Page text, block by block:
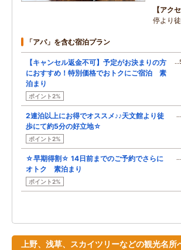
アク
停より
「アパ」を含む宿泊プラン
【キャンセル返金不可】予定がお決まりの方
におすすめ！特別価格でおトクにご宿泊 素
泊まり
ポイント2%
2連泊以上にお得でオススメ♪♪天文館より徒
歩にて約5分の好立地☆
ポイント2%
☆早期得割☆ 14日前までのご予約でさらに
オトク 素泊まり
ポイント2%
上野、浅草、スカイツリーなどの観光名所